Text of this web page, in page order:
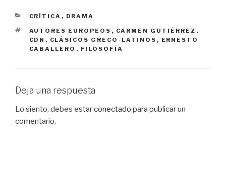
CATEGORÍAS
CRÍTICA , DRAMA
ETIQUETAS
AUTORES EUROPEOS , CARMEN GUTIÉRREZ ,
CDN , CLÁSICOS GRECO-LATINOS , ERNESTO
CABALLERO , FILOSOFÍA
Deja una respuesta
Lo siento, debes estarconectado para publicar un
comentario.